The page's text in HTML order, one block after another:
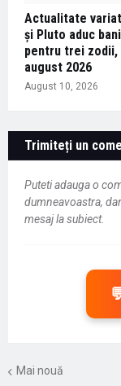
Actualitate
și Pluto aduc
pentru trei zodii,
august 2026
August 10, 2026
Trimiteți un
Puteti adauga o
dumneavoastra,
mesaj la subiect.
Mai nouă